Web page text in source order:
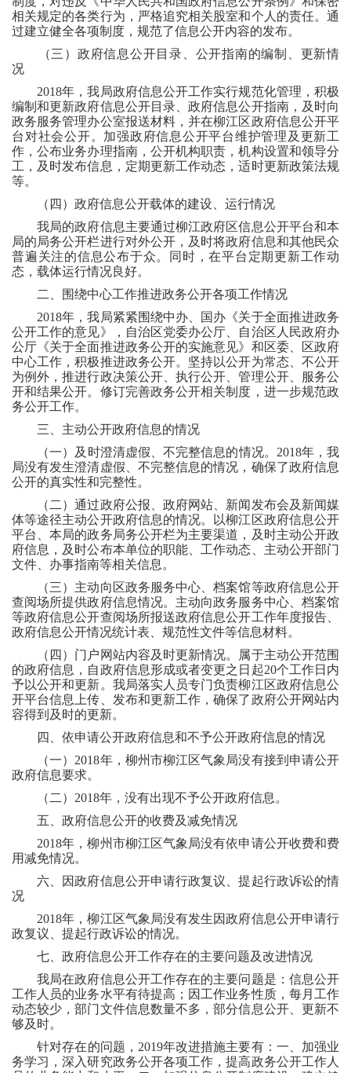
相关规定的各类行为，严格追究相关 股室和个人的责任。通
过建立健全各项制度，规范了信息公开内容的发布。
（三）政府信息公开目录、公开指南的编制、更新情
况
2018年，我局政府信息公开工作实行规范化管理，积极
编制和更新政府信息公开目录、政府信息公开指南，及时向
政务服务管理办公室报送材料，并在柳江区政府信息公开平
台对社会公开。加强政府信息公开平台维护管理及更新工
作，公布业务办理指南，公开机构职责，机构设置和领导分
工，及时发布信息，定期更新工作动态，适时更新政策法规
等。
（四）政府信息公开载体的建设、运行情况
我局的政府信息主要通过柳江政府区信息公开平台和本
局的局务公开栏进行对外公开，及时将政府信息和其他民众
普遍关注的信息公布于众。同时，在平台 定期更新工作动
态 ， 载体运行情况良好。
二、围绕中心工作推进政务公开各项工作情况
2018年，我局紧紧围绕中办、国办《关于全面推进政务
公开工作的意见》，自治区党委办公厅、自治区人民政府办
公厅《关于全面推进政务公开的实施意见》和区委、区政府
中心工作，积极推进政务公开。坚持以公开为常态、不公开
为例外，推进行政决策公开、执行公开、管理公开、服务公
开和结果公开。修订完善政务公开相关制度，进一步规范政
务公开工作。
三、主动公开政府信息的情况
（一）及时澄清虚假、不完整信息的情况。 2018年，我
局没有发生澄清虚假、不完整信息的情况，确保了政府信息
公开的真实性和完整性。
（二）通过政府公报、政府网站、新闻发布会及新闻媒
体等途径主动公开政府信息的情况。以柳江区政府信息公开
平台、本局的政务局务公开栏为主要渠道，及时主动公开政
府信息，及时公布本单位的职能、工作动态、主动公开部门
文件、办事指南等相关信息。
（三）主动向区政务服务中心、档案馆等政府信息公开
查阅场所提供政府信息情况。主动向政务服务中心、档案馆
等政府信息公开查阅场所报送政府信息公开工作年度报告、
政府信息公开情况统计表、规范性文件等信息材料。
（四）门户网站内容及时更新情况。属于主动公开范围
的政府信息，自政府信息形成或者变更之日起20个工作日内
予以公开和更新。我局落实人员专门负责柳江区政府信息公
开平台信息上传、发布和更新工作，确保了政府公开网站内
容得到及时的更新。
四、依申请公开政府信息和不予公开政府信息的情况
（一） 2018年，柳州市柳江区气象局没有接到 申请公开
政府信息要求。
（二） 2018年，没有出现不予公开政府信息。
五、政府信息公开的收费及减免情况
2018年，柳州市柳江区气象局没有依申请公开收费和费
用减免情况。
六、因政府信息公开申请行政复议、提起行政诉讼的情
况
2018年，柳江区气象局没有发生因政府信息公开申请行
政复议、提起行政诉讼的情况。
七、政府信息公开工作存在的主要问题及改进情况
我局在政府信息公开工作存在的主要问题是：信息公开
工作人员的业务水平有待提高；因工作业务性质，每月工作
动态较少，部门文件信息数量不多，部分信息公开、更新不
够及时。
针对存在的问题， 2019年改进措施主要有：一、加强业
务学习，深入研究政务公开各项工作，提高政务公开工作人